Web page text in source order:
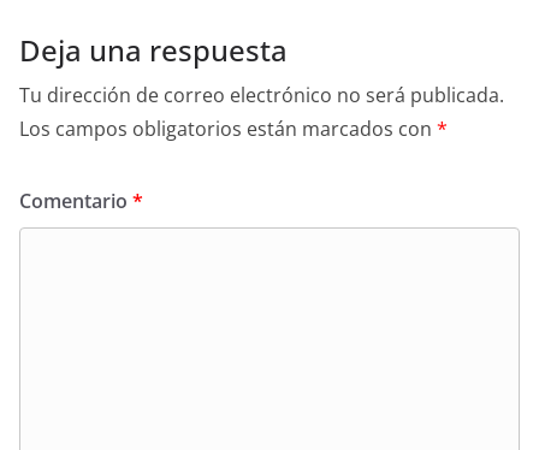
Deja una respuesta
Tu dirección de correo electrónico no será publicada.
Los campos obligatorios están marcados con *
Comentario *